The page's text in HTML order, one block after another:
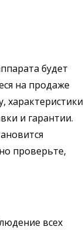
будет
на продаже
характеристики
и гарантии.
проверьте,
всех